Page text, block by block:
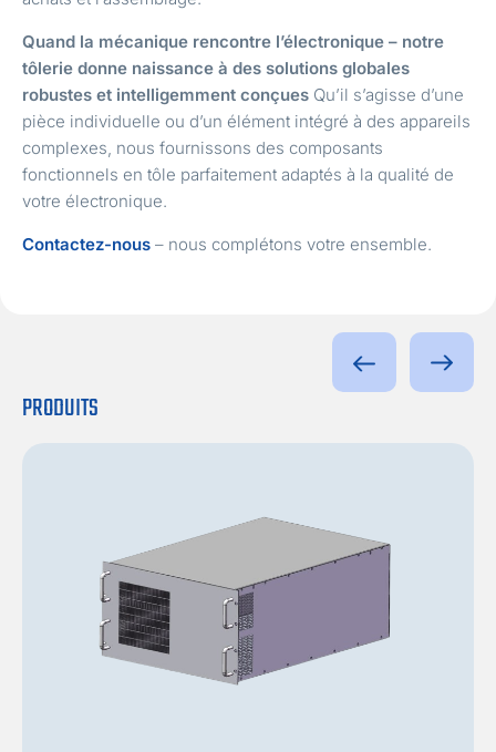
Quand la mécanique rencontre l’électronique – notre
tôlerie donne naissance à des solutions globales
robustes et intelligemment conçues Qu’il s’agisse d’une
pièce individuelle ou d’un élément intégré à des appareils
complexes, nous fournissons des composants
fonctionnels en tôle parfaitement adaptés à la qualité de
votre électronique.
Contactez-nous – nous complétons votre ensemble.
PRODUITS